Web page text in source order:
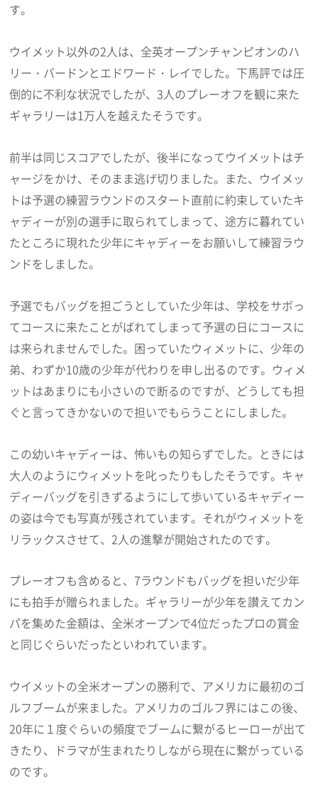
す。
ウイメット以外の2人は、全英オープンチャンピオンのハ
リー・バードンとエドワード・レイでした。下馬評では圧
倒的に不利な状況でしたが、3人のプレーオフを観に来た
ギャラリーは1万人を越えたそうです。
前半は同じスコアでしたが、後半になってウイメットはチ
ャージをかけ、そのまま逃げ切りました。また、ウイメッ
トは予選の練習ラウンドのスタート直前に約束していたキ
ャディーが別の選手に取られてしまって、途方に暮れてい
たところに現れた少年にキャディーをお願いして練習ラウ
ンドをしました。
予選でもバッグを担ごうとしていた少年は、学校をサボっ
てコースに来たことがばれてしまって予選の日にコースに
は来られませんでした。困っていたウィメットに、少年の
弟、わずか10歳の少年が代わりを申し出るのです。ウィメ
ットはあまりにも小さいので断るのですが、どうしても担
ぐと言ってきかないので担いでもらうことにしました。
この幼いキャディーは、怖いもの知らずでした。ときには
大人のようにウィメットを叱ったりもしたそうです。キャ
ディーバッグを引きずるようにして歩いているキャディー
の姿は今でも写真が残されています。それがウィメットを
リラックスさせて、2人の進撃が開始されたのです。
プレーオフも含めると、7ラウンドもバッグを担いだ少年
にも拍手が贈られました。ギャラリーが少年を讃えてカン
パを集めた金額は、全米オープンで4位だったプロの賞金
と同じぐらいだったといわれています。
ウイメットの全米オープンの勝利で、アメリカに最初のゴ
ルフブームが来ました。アメリカのゴルフ界にはこの後、
20年に１度ぐらいの頻度でブームに繋がるヒーローが出て
きたり、ドラマが生まれたりしながら現在に繋がっている
のです。